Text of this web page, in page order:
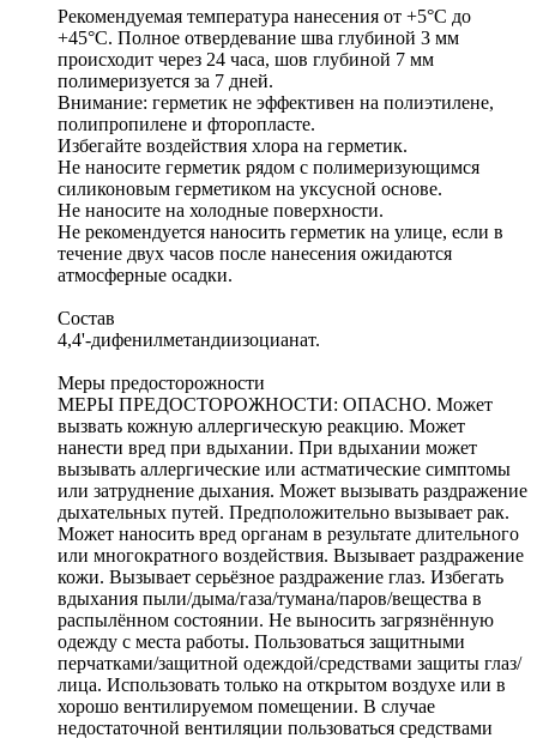
Рекомендуемая температура нанесения от +5°С до
+45°С. Полное отвердевание шва глубиной 3 мм
происходит через 24 часа, шов глубиной 7 мм
полимеризуется за 7 дней.
Внимание: герметик не эффективен на полиэтилене,
полипропилене и фторопласте.
Избегайте воздействия хлора на герметик.
Не наносите герметик рядом с полимеризующимся
силиконовым герметиком на уксусной основе.
Не наносите на холодные поверхности.
Не рекомендуется наносить герметик на улице, если в
течение двух часов после нанесения ожидаются
атмосферные осадки.
Состав
4,4'-дифенилметандиизоцианат.
Меры предосторожности
МЕРЫ ПРЕДОСТОРОЖНОСТИ: ОПАСНО. Может
вызвать кожную аллергическую реакцию. Может
нанести вред при вдыхании. При вдыхании может
вызывать аллергические или астматические симптомы
или затруднение дыхания. Может вызывать раздражение
дыхательных путей. Предположительно вызывает рак.
Может наносить вред органам в результате длительного
или многократного воздействия. Вызывает раздражение
кожи. Вызывает серьёзное раздражение глаз. Избегать
вдыхания пыли/дыма/газа/тумана/паров/вещества в
распылённом состоянии. Не выносить загрязнённую
одежду с места работы. Пользоваться защитными
перчатками/защитной одеждой/средствами защиты глаз/
лица. Использовать только на открытом воздухе или в
хорошо вентилируемом помещении. В случае
недостаточной вентиляции пользоваться средствами